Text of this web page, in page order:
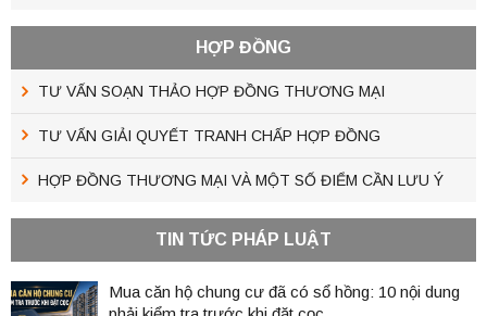
HỢP ĐỒNG
TƯ VẤN SOẠN THẢO HỢP ĐỒNG THƯƠNG MẠI
TƯ VẤN GIẢI QUYẾT TRANH CHẤP HỢP ĐỒNG
HỢP ĐỒNG THƯƠNG MẠI VÀ MỘT SỐ ĐIỂM CẦN LƯU Ý
TIN TỨC PHÁP LUẬT
Mua căn hộ chung cư đã có sổ hồng: 10 nội dung